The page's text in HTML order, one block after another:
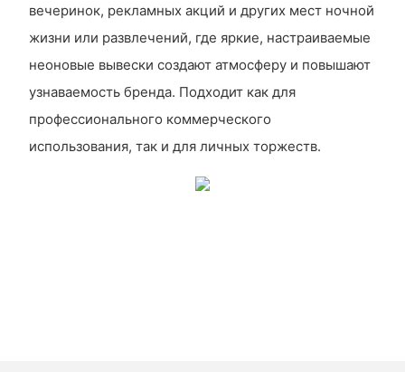
вечеринок, рекламных акций и других мест ночной
жизни или развлечений, где яркие, настраиваемые
неоновые вывески создают атмосферу и повышают
узнаваемость бренда. Подходит как для
профессионального коммерческого
использования, так и для личных торжеств.